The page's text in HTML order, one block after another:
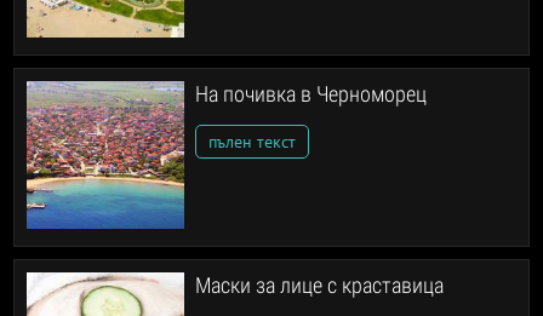
На почивка в Черноморец
пълен текст
Маски за лице с краставица